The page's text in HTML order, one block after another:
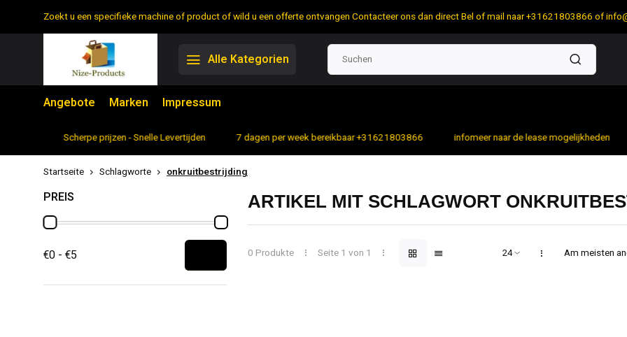
Zoekt u een specifieke machine of product of wild u een offerte ontvangen Contacteer ons dan direct Bel of mail naar +31621803866 of
Alle Kategorien
Angebote Marken Impressum
Scherpe prijzen - Snelle Levertijden 7 dagen per week bereikbaar +31621803866 infomeer naar de lease mogelijkheden
Startseite Schlagworte onkruitbestrijding
PREIS
€0 - €5
ARTIKEL MIT SCHLAGWORT
0 Produkte Seite 1 von 1 Am meisten